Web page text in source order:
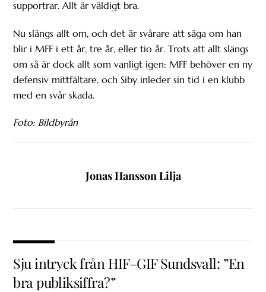
supportrar. Allt är väldigt bra.
Nu slängs allt om, och det är svårare att säga om han
blir i MFF i ett år, tre år, eller tio år. Trots att allt slängs
om så är dock allt som vanligt igen: MFF behöver en ny
defensiv mittfältare, och Siby inleder sin tid i en klubb
med en svår skada.
Foto: Bildbyrån
Jonas Hansson Lilja
Sju intryck från HIF–GIF Sundsvall: ”En
bra publiksiffra?”